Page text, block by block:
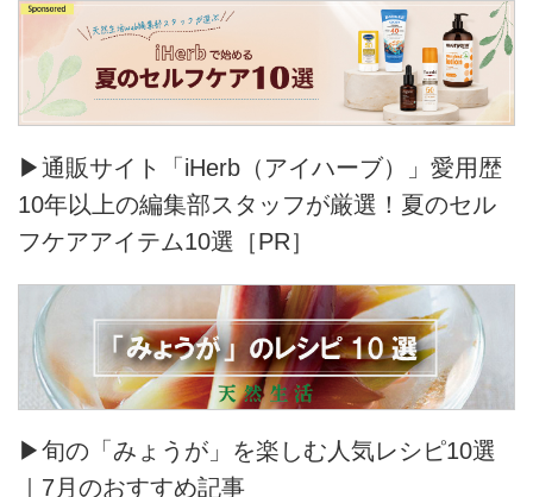
▶通販サイト「iHerb（アイハーブ）」愛用歴
10年以上の編集部スタッフが厳選！夏のセル
フケアアイテム10選［PR］
▶旬の「みょうが」を楽しむ人気レシピ10選
｜7月のおすすめ記事